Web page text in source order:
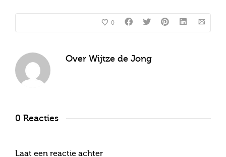
0
Over Wijtze de Jong
0 Reacties
Laat een reactie achter